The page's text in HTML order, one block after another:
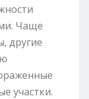
Чаще
другие
участки.